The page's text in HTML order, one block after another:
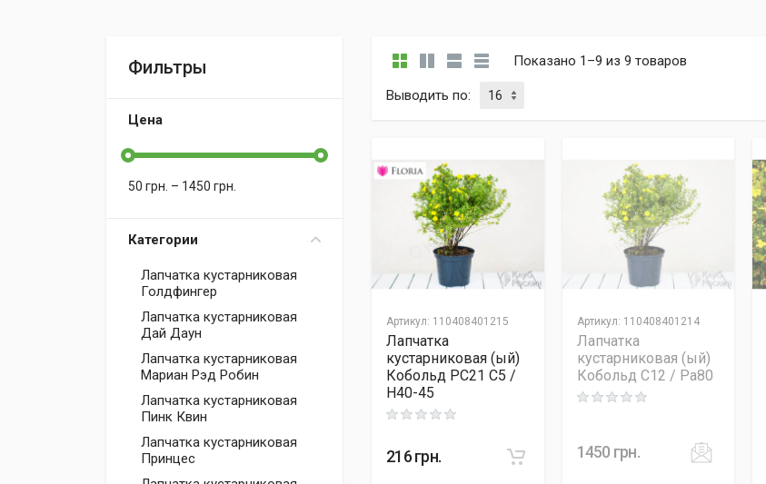
Фильтры
Цена
50 грн. – 1450 грн.
Категории
Лапчатка кустарниковая
Голдфингер
Лапчатка кустарниковая
Дай Даун
Лапчатка кустарниковая
Мариан Рэд Робин
Лапчатка кустарниковая
Пинк Квин
Лапчатка кустарниковая
Принцес
Показано 1–9 из 9 товаров
Выводить по:
Артикул: 110408401215
Лапчатка
кустарниковая (ый)
Кобольд PC21 C5 /
H40-45
Rating: 0 out of 5
216грн.
Артикул: 110408401214
Лапчатка
кустарниковая (ый)
Кобольд C12 / Pa80
Rating: 0 out of 5
1450 грн.